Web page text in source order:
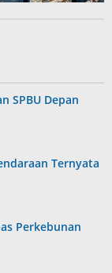
SPBU Depan
Ternyata
Perkebunan